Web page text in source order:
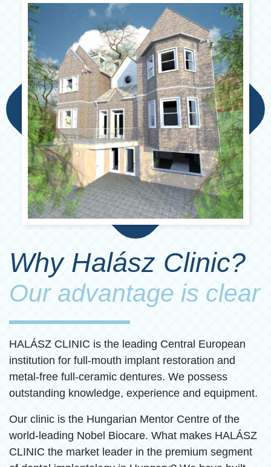
Why Halász Clinic?
Our advantage is clear
HALÁSZ CLINIC is the leading Central European
institution for full-mouth implant restoration and
metal-free full-ceramic dentures. We possess
outstanding knowledge, experience and equipment.
Our clinic is the Hungarian Mentor Centre of the
world-leading Nobel Biocare. What makes HALÁSZ
CLINIC the market leader in the premium segment